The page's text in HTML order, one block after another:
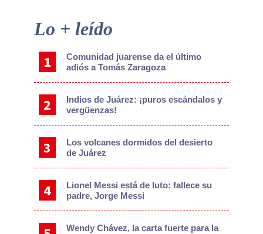
Primary
Lo + leído
Comunidad juarense da el último
adiós a Tomás Zaragoza
Indios de Juárez: ¡puros escándalos y
vergüenzas!
Los volcanes dormidos del desierto
de Juárez
Lionel Messi está de luto: fallece su
padre, Jorge Messi
Wendy Chávez, la carta fuerte para la